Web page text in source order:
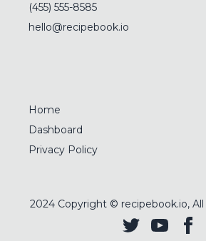
(455) 555-8585
hello@recipebook.io
Home
Dashboard
Privacy Policy
2024Copyright © recipebook.io, All